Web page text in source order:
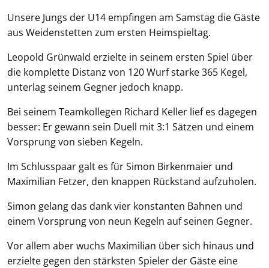
TISCHTENNIS
BOGENSCHIESSEN
Unsere Jungs der U14 empfingen am Samstag die Gäste
aus Weidenstetten zum ersten Heimspieltag.
Leopold Grünwald erzielte in seinem ersten Spiel über
die komplette Distanz von 120 Wurf starke 365 Kegel,
unterlag seinem Gegner jedoch knapp.
Bei seinem Teamkollegen Richard Keller lief es dagegen
besser: Er gewann sein Duell mit 3:1 Sätzen und einem
Vorsprung von sieben Kegeln.
Im Schlusspaar galt es für Simon Birkenmaier und
Maximilian Fetzer, den knappen Rückstand aufzuholen.
Simon gelang das dank vier konstanten Bahnen und
einem Vorsprung von neun Kegeln auf seinen Gegner.
Vor allem aber wuchs Maximilian über sich hinaus und
erzielte gegen den stärksten Spieler der Gäste eine